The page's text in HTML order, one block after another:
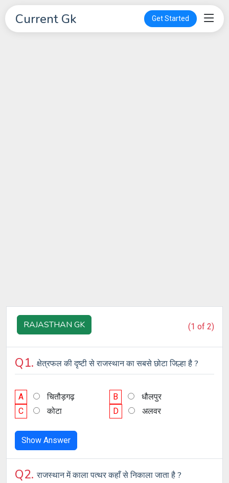
Current Gk Get Started
RAJASTHAN GK (1 of 2)
Q1. क्षेत्रफल की दृष्टी से राजस्थान का सबसे छोटा जिल्हा है ?
A चितौड़गढ़ B
धौलपुर
C
कोटा D अलवर
Show Answer
Q2.राजस्थान में काला पत्थर कहाँ से निकाला जाता है ?